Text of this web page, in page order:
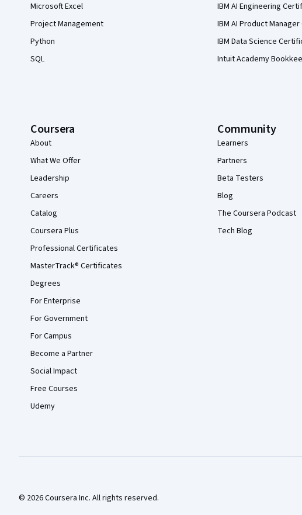
Microsoft Excel
Project Management
Python
SQL
IBM AI Engineering
IBM AI Product
IBM Data Science
Intuit Academy
Coursera
About
What We Offer
Leadership
Careers
Catalog
Coursera Plus
Professional Certificates
MasterTrack® Certificates
Degrees
For Enterprise
For Government
For Campus
Become a Partner
Social Impact
Free Courses
Udemy
Community
Learners
Partners
Beta Testers
Blog
The Coursera Podcast
Tech Blog
© 2026 Coursera Inc. All rights reserved.